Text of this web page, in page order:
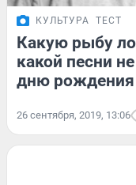
КУЛЬТУРА ТЕСТ
Какую рыбу
какой песни
дню
26 сентября, 2019, 13:06